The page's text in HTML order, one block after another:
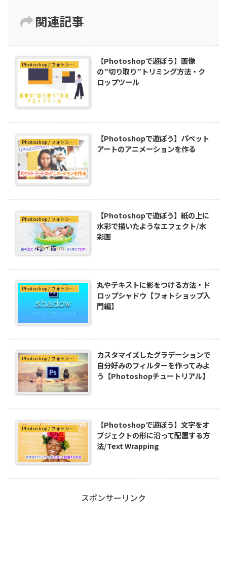
関連記事
Photoshop / フォトショップ
【Photoshopで遊ぼう】画像
の”切り取り”トリミング方法・ク
ロップツール
Photoshop / フォトショップ
【Photoshopで遊ぼう】パペット
アートのアニメーションを作る
Photoshop / フォトショップ
【Photoshopで遊ぼう】紙の上に
水彩で描いたようなエフェクト/水
彩画
Photoshop / フォトショップ
丸やテキストに影をつける方法・ド
ロップシャドウ【フォトショップ入
門編】
Photoshop / フォトショップ
カスタマイズしたグラデーションで
自分好みのフィルターを作ってみよ
う【Photoshopチュートリアル】
Photoshop / フォトショップ
【Photoshopで遊ぼう】文字をオ
ブジェクトの形に沿って配置する方
法/Text Wrapping
スポンサーリンク